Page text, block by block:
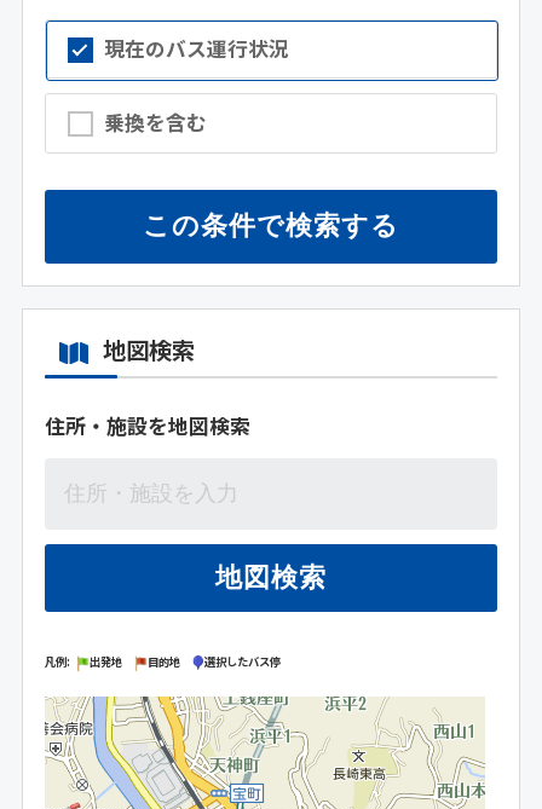
現在のバス運行状況
乗換を含む
この条件で検索する
地図検索
住所・施設を地図検索
地図検索
凡例: 出発地 目的地 選択したバス停